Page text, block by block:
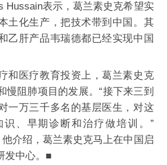
Hussain表示，葛兰素史克希望实
土化生产，把技术带到中国。其
乙肝产品韦瑞德都已经实现中国
医疗教育投资上，葛兰素史克
慢阻肺项目的发展。“接下来三到
一万三千多名的基层医生，对这
、早期诊断和治疗做培训。”
介绍，葛兰素史克马上在中国启
发中心。■